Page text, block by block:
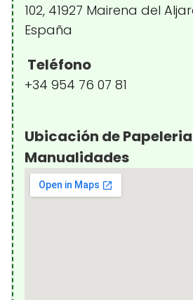
102, 41927 Mairena del
España
Teléfono
+34 954 76 07 81
Ubicación de
Manualidades